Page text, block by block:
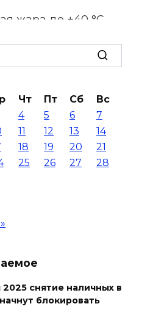
жара до +40 °C
силами
и
397 украинских
09:19
сбили ночью в
Ростовской
23:00
семейное
первое
Чт Пт Сб
Вс
4 5 6
7
11 12 13
14
18 19 20
21
25 26 27
28
2025 снятие наличных в
блокировать